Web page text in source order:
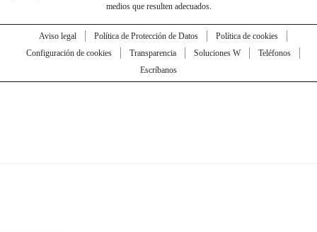
medios que resulten adecuados.
Aviso legal Política de Protección de Datos
Política de cookies
Configuración de cookies
Transparencia Soluciones W
Teléfonos
Escríbanos